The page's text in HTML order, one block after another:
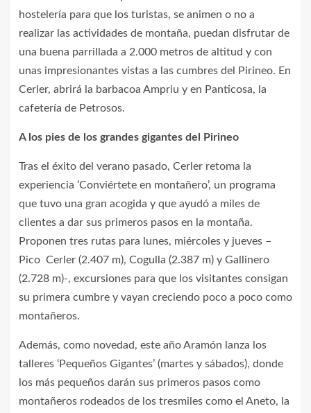
hostelería para que los turistas, se animen o no a
realizar las actividades de montaña, puedan disfrutar de
una buena parrillada a 2.000 metros de altitud y con
unas impresionantes vistas a las cumbres del Pirineo. En
Cerler, abrirá la barbacoa Ampriu y en Panticosa, la
cafetería de Petrosos.
A los pies de los grandes gigantes del Pirineo
Tras el éxito del verano pasado, Cerler retoma la
experiencia ‘Conviértete en montañero’, un programa
que tuvo una gran acogida y que ayudó a miles de
clientes a dar sus primeros pasos en la montaña.
Proponen tres rutas para lunes, miércoles y jueves –
Pico Cerler (2.407 m), Cogulla (2.387 m) y Gallinero
(2.728 m)-, excursiones para que los visitantes consigan
su primera cumbre y vayan creciendo poco a poco como
montañeros.
Además, como novedad, este año Aramón lanza los
talleres ‘Pequeños Gigantes’ (martes y sábados), donde
los más pequeños darán sus primeros pasos como
montañeros rodeados de los tresmiles como el Aneto, la